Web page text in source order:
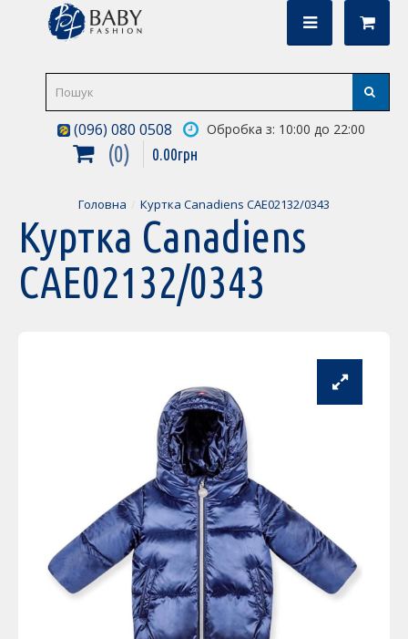
(096) 080 0508 Обробка з: 10:00 до 22:00
0 0.00грн
Головна Куртка Canadiens CAE02132/0343
Куртка Canadiens
CAE02132/0343